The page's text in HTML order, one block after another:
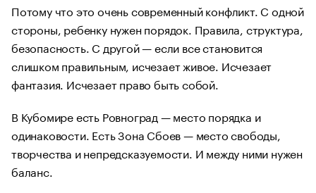
Потому что это очень современный конфликт. С одной
стороны, ребенку нужен порядок. Правила, структура,
безопасность. С другой — если все становится
слишком правильным, исчезает живое. Исчезает
фантазия. Исчезает право быть собой.
В Кубомире есть Ровноград — место порядка и
одинаковости. Есть Зона Сбоев — место свободы,
творчества и непредсказуемости. И между ними нужен
баланс.